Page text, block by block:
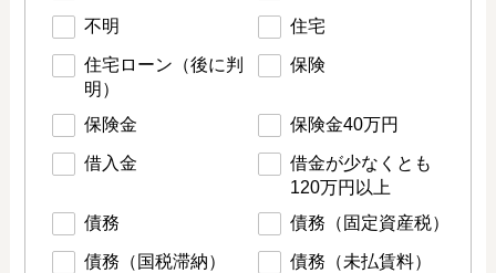
不明 住宅
住宅ローン（後に判
明）
保険
保険金 保険金40万円
借入金
借金が少なくとも
120万円以上
債務
債務（固定資産税）
債務（国税滞納） 債務（未払賃料）